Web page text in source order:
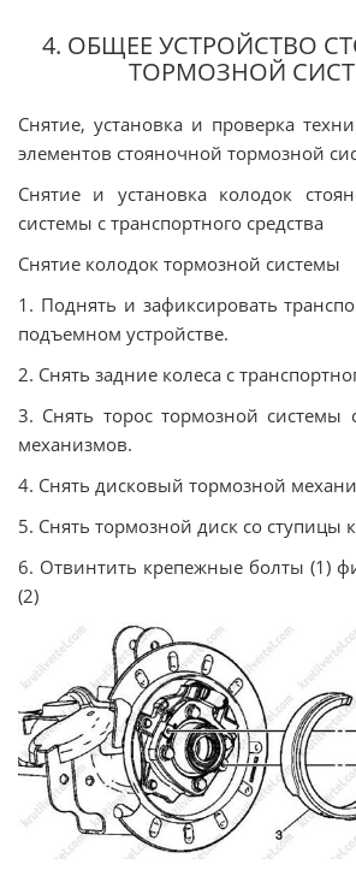
4. ОБЩЕЕ УСТРОЙСТВО
ТОРМОЗНОЙ
Снятие, установка и проверка
элементов стояночной тормозной
Снятие и установка колодок
системы с транспортного средства
Снятие колодок тормозной системы
1. Поднять и зафиксировать
подъемном устройстве.
2. Снять задние колеса с
3. Снять торос тормозной системы
механизмов.
4. Снять дисковый тормозной
5. Снять тормозной диск со ступицы
6. Отвинтить крепежные болты (1)
(2)